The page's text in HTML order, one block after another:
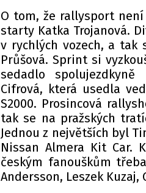
O tom, že rallysport
starty Katka Trojanová.
v rychlých vozech, a tak
Průšová. Sprint si
sedadlo
Cifrová, která usedla
S2000. Prosincová
tak se na pražských
Jednou z největších byl
Nissan Almera Kit Car.
českým fanouškům
Andersson, Leszek Kuzaj,